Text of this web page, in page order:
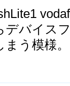
デバイス
まう模様。